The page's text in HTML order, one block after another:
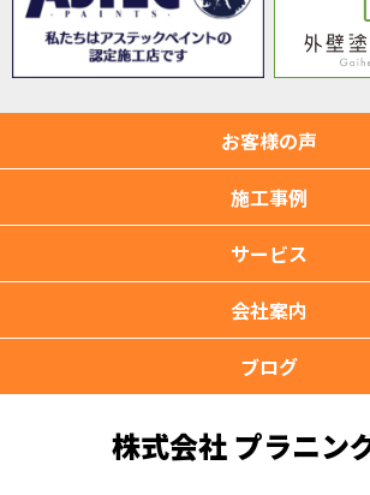
お客様の声
施工事例
サービス
会社案内
ブログ
株式会社 プラニン